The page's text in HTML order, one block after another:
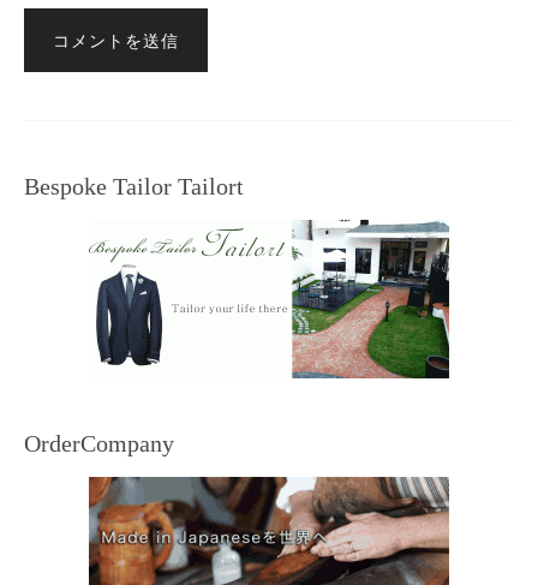
Bespoke Tailor Tailort
OrderCompany